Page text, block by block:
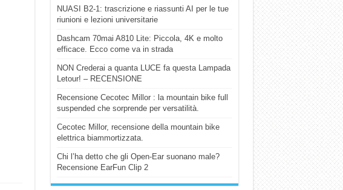
NUASI B2-1: trascrizione e riassunti AI per le tue
riunioni e lezioni universitarie
Dashcam 70mai A810 Lite: Piccola, 4K e molto
efficace. Ecco come va in strada
NON Crederai a quanta LUCE fa questa Lampada
Letour! – RECENSIONE
Recensione Cecotec Millor : la mountain bike full
suspended che sorprende per versatilità.
Cecotec Millor, recensione della mountain bike
elettrica biammortizzata.
Chi l’ha detto che gli Open-Ear suonano male?
Recensione EarFun Clip 2